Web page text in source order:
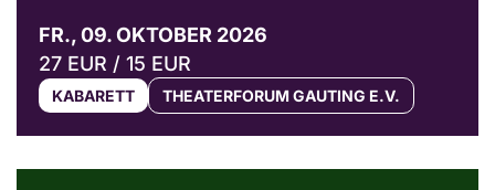
FR., 09. OKTOBER 2026
27 EUR / 15 EUR
KABARETT THEATERFORUM GAUTING E.V.